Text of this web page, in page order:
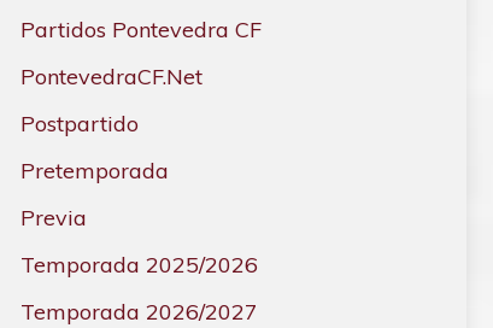
Partidos Pontevedra CF
PontevedraCF.Net
Postpartido
Pretemporada
Previa
Temporada 2025/2026
Temporada 2026/2027